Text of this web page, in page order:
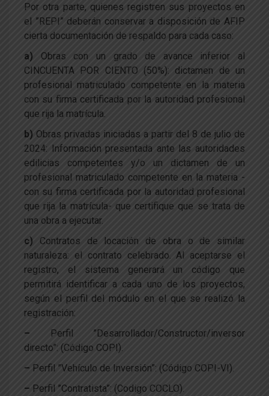
Por otra parte, quienes registren sus proyectos en
el ”REPI” deberán conservar a disposición de AFIP
cierta documentación de respaldo para cada caso:
a) Obras con un grado de avance inferior al
CINCUENTA POR CIENTO (50%): dictamen de un
profesional matriculado competente en la materia
con su firma certificada por la autoridad profesional
que rija la matrícula.
b) Obras privadas iniciadas a partir del 8 de julio de
2024: Información presentada ante las autoridades
edilicias competentes y/o un dictamen de un
profesional matriculado competente en la materia -
con su firma certificada por la autoridad profesional
que rija la matrícula- que certifique que se trata de
una obra a ejecutar.
c) Contratos de locación de obra o de similar
naturaleza: el contrato celebrado. Al aceptarse el
registro, el sistema generará un código que
permitirá identificar a cada uno de los proyectos,
según el perfil del módulo en el que se realizó la
registración:
–
Perfil ”Desarrollador/Constructor/inversor
directo”: (Código COPI).
– Perfil ”Vehículo de Inversión”: (Código COPI-VI).
– Perfil ”Contratista”: (Codigo COCLO).